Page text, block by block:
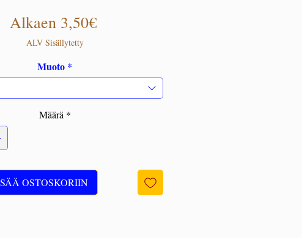
Alkaen 3,50€Alehinta
ALV Sisällytetty
Muoto *
Määrä *
OSTOSKORIIN